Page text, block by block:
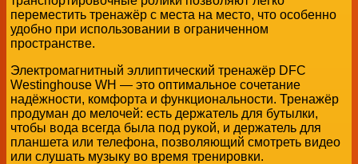
переместить тренажёр с места на место, что особенно
удобно при использовании в ограниченном
пространстве.
Электромагнитный эллиптический тренажёр DFC
Westinghouse WH — это оптимальное сочетание
надёжности, комфорта и функциональности. Тренажёр
продуман до мелочей: есть держатель для бутылки,
чтобы вода всегда была под рукой, и держатель для
планшета или телефона, позволяющий смотреть видео
или слушать музыку во время тренировки.